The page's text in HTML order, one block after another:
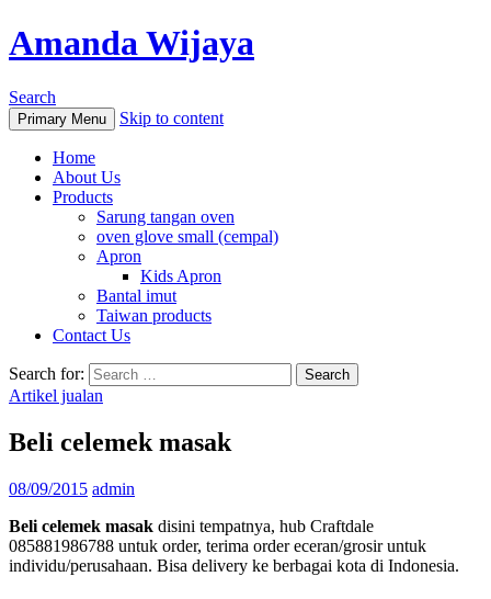
Amanda Wijaya
Search
Primary Menu Skip to content
Home
About Us
Products
Sarung tangan oven
oven glove small (cempal)
Apron
Kids Apron
Bantal imut
Taiwan products
Contact Us
Search for:
Artikel jualan
Beli celemek masak
08/09/2015 admin
Beli celemek masak disini tempatnya, hub Craftdale
085881986788 untuk order, terima order eceran/grosir untuk
individu/perusahaan. Bisa delivery ke berbagai kota di Indonesia.